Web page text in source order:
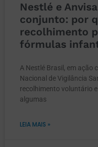
Nestlé e
conjunto: por
recolhimento
fórmulas
A Nestlé Brasil, em ação
Nacional de Vigilância
recolhimento voluntário
algumas
LEIA MAIS »